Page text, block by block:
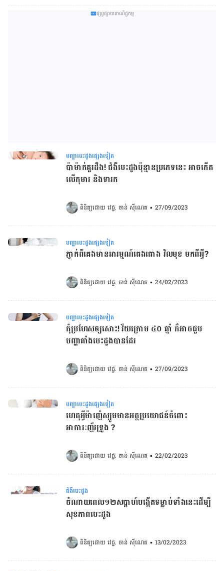
ផ្សព្វផ្សាយពាណិជ្ជកម្ម
បញ្ហាបេះដូងផ្សេងទៀត
ប៉ាម៉ាក់គួរដឹង! ជំងឺបេះដូងប៉ុន្មានប្រភេទនេះ​ អាចកើត
លើកុមារ​ និងទារក
ពិនិត្យដោយ វេជ្ជ. ចាន់ ស៊ីណេត • 27/09/2023
បញ្ហាបេះដូងផ្សេងទៀត
ភ្ញាក់ពីគេងមានអារម្មណ៍ធេងធោង វិលមុខ មកពី​អ្វី?
ពិនិត្យដោយ វេជ្ជ. ចាន់ ស៊ីណេត • 24/02/2023
បញ្ហាបេះដូងផ្សេងទៀត
កុំប្រហែសឲ្យសោះ! វ័យក្រោម ៤០ ឆ្នាំ ក៏អាចជួប
បញ្ហាគាំងបេះដូងបានដែរ
ពិនិត្យដោយ វេជ្ជ. ចាន់ ស៊ីណេត • 27/09/2023
បញ្ហាបេះដូងផ្សេងទៀត
ហេតុអ្វីម៉ាញ៉េស្យូមមានអត្ថប្រយោជន៍ចំពោះ
អាការៈញ័រទ្រូង ?
ពិនិត្យដោយ វេជ្ជ. ចាន់ ស៊ីណេត • 22/02/2023
ជំងឺបេះដូង
ចំណាយពេល១២សប្ដាហ៍បង្កើតទម្លាប់ទាំងនេះដើម្បី
សុខភាពបេះដូង
ពិនិត្យដោយ វេជ្ជ. ចាន់ ស៊ីណេត • 13/02/2023